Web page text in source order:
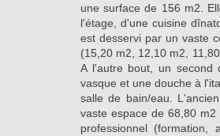
une surface de 156 m2.
l'étage, d'une cuisine
est desservi par un vaste
(15,20 m2, 12,10 m2,
A l'autre bout, un second
vasque et une douche à
salle de bain/eau.
vaste espace de 68,80
professionnel (formation,